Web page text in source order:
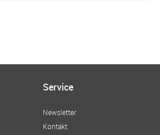
Service
Newsletter
Kontakt